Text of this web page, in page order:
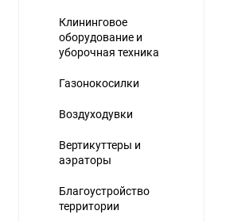
Клининговое
оборудование и
уборочная техника
Газонокосилки
Воздуходувки
Вертикуттеры и
аэраторы
Благоустройство
территории